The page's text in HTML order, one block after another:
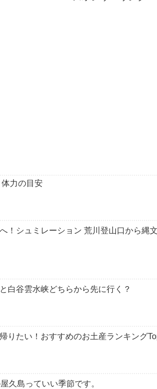
力の目安
！シュミレーション 荒川登山口から縄
白谷雲水峡どちらから先に行く？
りたい！おすすめのお土産ランキング
久島っていい季節です。